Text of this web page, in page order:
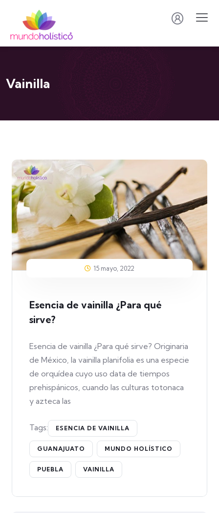
Vainilla
15 mayo, 2022
Esencia de vainilla ¿Para qué
sirve?
Esencia de vainilla ¿Para qué sirve? Originaria
de México, la vainilla planifolia es una especie
de orquídea cuyo uso data de tiempos
prehispánicos, cuando las culturas totonaca
y azteca las
Tags: ESENCIA DE VAINILLA
GUANAJUATO MUNDO HOLÍSTICO
PUEBLA VAINILLA